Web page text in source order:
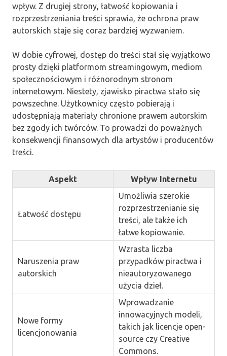
wpływ. Z drugiej strony, łatwość kopiowania i
rozprzestrzeniania treści sprawia, że ochrona praw
autorskich staje się coraz bardziej wyzwaniem.
W dobie cyfrowej, dostęp do treści stał się wyjątkowo
prosty dzięki platformom streamingowym, mediom
społecznościowym i różnorodnym stronom
internetowym. Niestety, zjawisko piractwa stało się
powszechne. Użytkownicy często pobierają i
udostępniają materiały chronione prawem autorskim
bez zgody ich twórców. To prowadzi do poważnych
konsekwencji finansowych dla artystów i producentów
treści.
Aspekt Wpływ Internetu
Łatwość dostępu
Umożliwia szerokie
rozprzestrzenianie się
treści, ale także ich
łatwe kopiowanie.
Naruszenia praw
autorskich
Wzrasta liczba
przypadków piractwa i
nieautoryzowanego
użycia dzieł.
Nowe formy
licencjonowania
Wprowadzanie
innowacyjnych modeli,
takich jak licencje open-
source czy Creative
Commons.